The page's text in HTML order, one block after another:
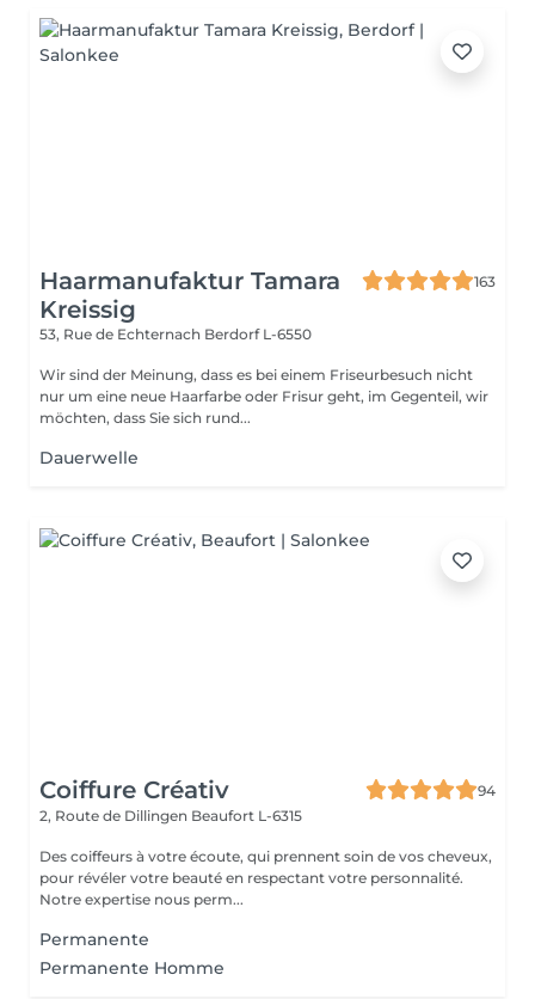
Haarmanufaktur Tamara
Kreissig
163
53, Rue de Echternach Berdorf L-6550
Wir sind der Meinung, dass es bei einem Friseurbesuch nicht
nur um eine neue Haarfarbe oder Frisur geht, im Gegenteil, wir
möchten, dass Sie sich rund...
Dauerwelle
Coiffure Créativ
94
2, Route de Dillingen Beaufort L-6315
Des coiffeurs à votre écoute, qui prennent soin de vos cheveux,
pour révéler votre beauté en respectant votre personnalité.
Notre expertise nous perm...
Permanente
Permanente Homme